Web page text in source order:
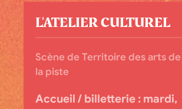
L'ATELIER CULTUREL
Scène de Territoire des arts de
la piste
Accueil / billetterie : mardi,